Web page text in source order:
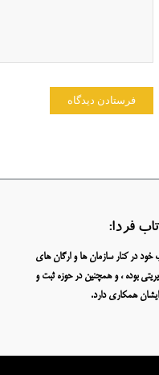
فردا:
در کنار سازمان ها و ارگان های
بوده ، و همچنین در حوزه ثبت و
ایشان همکاری دارد.